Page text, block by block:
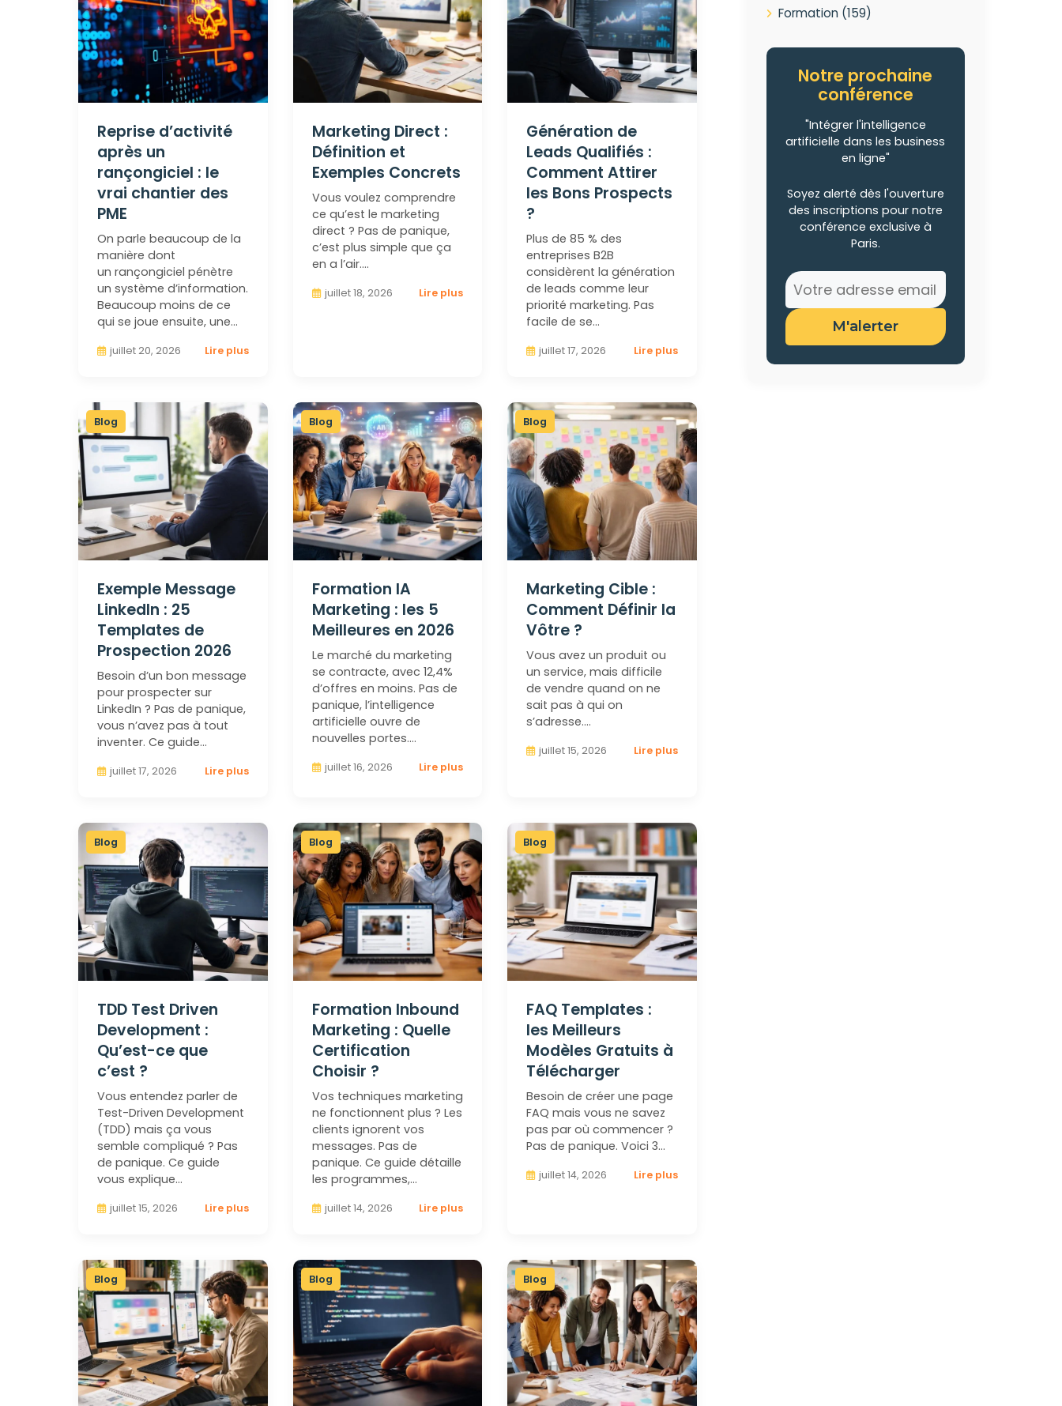
Formation (159)
Notre prochaine
conférence
"Intégrer l'intelligence
artificielle dans les business
en ligne"
Soyez alerté dès l'ouverture
des inscriptions pour notre
conférence exclusive à
Paris.
M'alerter
Reprise d’activité
après un
rançongiciel : le
vrai chantier des
PME
On parle beaucoup de la
manière dont
un rançongiciel pénètre
un système d’information.
Beaucoup moins de ce
qui se joue ensuite, une…
juillet 20, 2026 Lire plus
Marketing Direct :
Définition et
Exemples Concrets
Vous voulez comprendre
ce qu’est le marketing
direct ? Pas de panique,
c’est plus simple que ça
en a l’air.…
juillet 18, 2026 Lire plus
Génération de
Leads Qualifiés :
Comment Attirer
les Bons Prospects
?
Plus de 85 % des
entreprises B2B
considèrent la génération
de leads comme leur
priorité marketing. Pas
facile de se…
juillet 17, 2026 Lire plus
Blog
Exemple Message
LinkedIn : 25
Templates de
Prospection 2026
Besoin d’un bon message
pour prospecter sur
LinkedIn ? Pas de panique,
vous n’avez pas à tout
inventer. Ce guide…
juillet 17, 2026 Lire plus
Blog
Formation IA
Marketing : les 5
Meilleures en 2026
Le marché du marketing
se contracte, avec 12,4%
d’offres en moins. Pas de
panique, l’intelligence
artificielle ouvre de
nouvelles portes.…
juillet 16, 2026 Lire plus
Blog
Marketing Cible :
Comment Définir la
Vôtre ?
Vous avez un produit ou
un service, mais difficile
de vendre quand on ne
sait pas à qui on
s’adresse.…
juillet 15, 2026 Lire plus
Blog
TDD Test Driven
Development :
Qu’est-ce que
c’est ?
Vous entendez parler de
Test-Driven Development
(TDD) mais ça vous
semble compliqué ? Pas
de panique. Ce guide
vous explique…
juillet 15, 2026 Lire plus
Blog
Formation Inbound
Marketing : Quelle
Certification
Choisir ?
Vos techniques marketing
ne fonctionnent plus ? Les
clients ignorent vos
messages. Pas de
panique. Ce guide détaille
les programmes,…
juillet 14, 2026 Lire plus
Blog
FAQ Templates :
les Meilleurs
Modèles Gratuits à
Télécharger
Besoin de créer une page
FAQ mais vous ne savez
pas par où commencer ?
Pas de panique. Voici 3…
juillet 14, 2026 Lire plus
Blog Blog Blog